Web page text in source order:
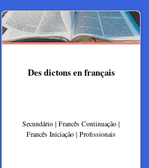
Des dictons en français
Secundário | Francês Continuação |
Francês Iniciação | Profissionais